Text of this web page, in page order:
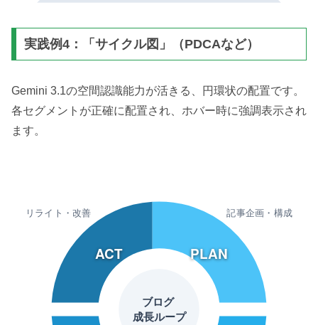
実践例4：「サイクル図」（PDCAなど）
Gemini 3.1の空間認識能力が活きる、円環状の配置です。
各セグメントが正確に配置され、ホバー時に強調表示され
ます。
PLAN
記事企画・構成
ACT
リライト・改善
ブログ
成長ループ